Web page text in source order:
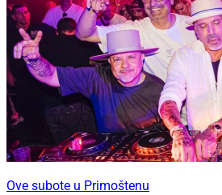
Ove subote u Primoštenu